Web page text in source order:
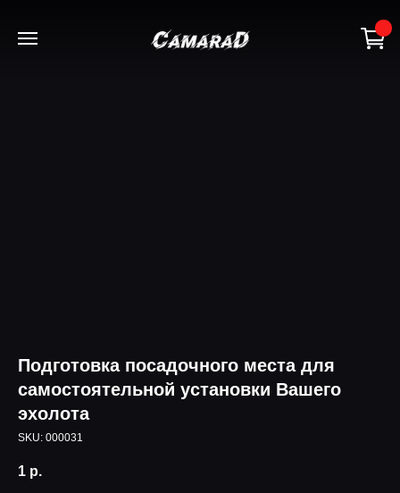
+7(918) 115-67-89
Подготовка посадочного места для
самостоятельной установки Вашего
эхолота
SKU: 000031
1 р.